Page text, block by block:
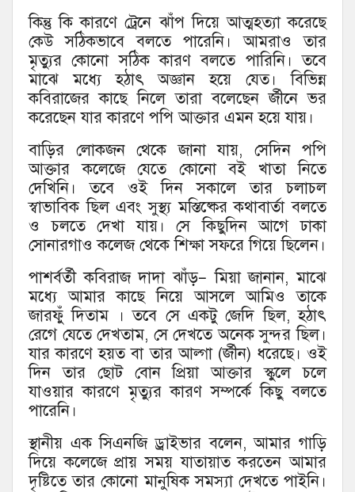
কিন্তু কি কারণে ট্রেনে ঝাঁপ দিয়ে আত্মহত্যা করেছে
কেউ সঠিকভাবে বলতে পারেনি। আমরাও তার
মৃত্যুর কোনো সঠিক কারণ বলতে পারিনি। তবে
মাঝে মধ্যে হঠাৎ অজ্ঞান হয়ে যেত। বিভিন্ন
কবিরাজের কাছে নিলে তারা বলেছেন র্জীনে ভর
করেছেন যার কারণে পপি আক্তার এমন হয়ে যায়।
বাড়ির লোকজন থেকে জানা যায়, সেদিন পপি
আক্তার কলেজে যেতে কোনো বই খাতা নিতে
দেখিনি। তবে ওই দিন সকালে তার চলাচল
স্বাভাবিক ছিল এবং সুস্থ্য মস্তিষ্কের কথাবার্তা বলতে
ও চলতে দেখা যায়। সে কিছুদিন আগে ঢাকা
সোনারগাও কলেজ থেকে শিক্ষা সফরে গিয়ে ছিলেন।
পাশর্বর্তী কবিরাজ দাদা ঝাঁড়– মিয়া জানান, মাঝে
মধ্যে আমার কাছে নিয়ে আসলে আমিও তাকে
জারফুঁ দিতাম । তবে সে একটু জেদি ছিল, হঠাৎ
রেগে যেতে দেখতাম, সে দেখতে অনেক সুন্দর ছিল।
যার কারণে হয়ত বা তার আল্গা (র্জীন) ধরেছে। ওই
দিন তার ছোট বোন প্রিয়া আক্তার স্কুলে চলে
যাওয়ার কারণে মৃত্যুর কারণ সম্পর্কে কিছু বলতে
পারেনি।
স্থানীয় এক সিএনজি ড্রাইভার বলেন, আমার গাড়ি
দিয়ে কলেজে প্রায় সময় যাতায়াত করতেন আমার
দৃষ্টিতে তার কোনো মানুষিক সমস্যা দেখতে পাইনি।